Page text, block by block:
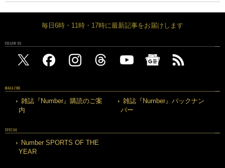
毎日6時・11時・17時に最新記事をお届けします
FOLLOW US
MAGAZINE
雑誌『Number』購読のご案
内
雑誌『Number』バックナン
バー
SPECIAL
Number SPORTS OF THE
YEAR